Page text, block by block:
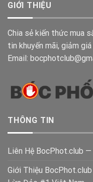
GIỚI THIỆU
Chia sẻ kiến thức mua
tin khuyến mãi, giảm giá
Email:
THÔNG TIN
Liên Hệ BocPhot.club
Giới Thiệu